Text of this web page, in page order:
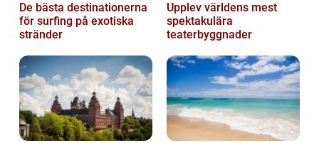
De bästa destinationerna
för surfing på exotiska
stränder
Upplev världens mest
spektakulära
teaterbyggnader